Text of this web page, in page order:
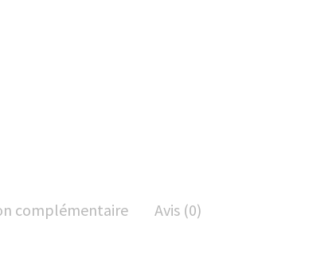
complémentaire Avis (0)